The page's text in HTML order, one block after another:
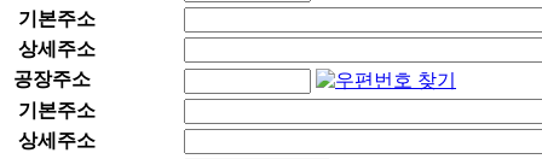
기본주소
상세주소
공장주소
기본주소
상세주소